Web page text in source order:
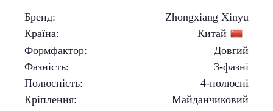
Бренд:
Zhongxiang Xinyu
Країна:
Китай
Формфактор:
Довгий
Фазність:
3-фазні
Полюсність:
4-полюсні
Кріплення:
Майданчиковий